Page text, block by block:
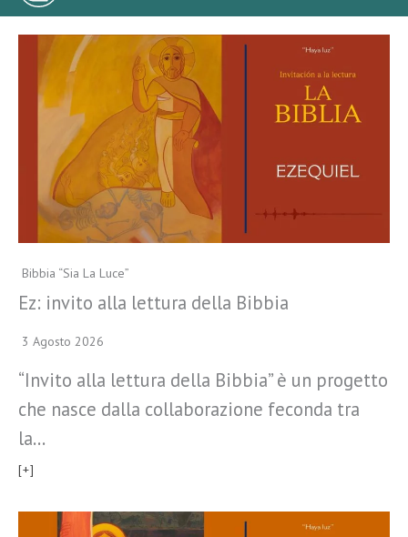
Bibbia “Sia La Luce”
Ez: invito alla lettura della Bibbia
3 Agosto 2026
“Invito alla lettura della Bibbia” è un progetto
che nasce dalla collaborazione feconda tra
la…
[+]